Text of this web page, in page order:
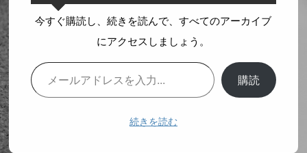
今すぐ購読し、続きを読んで、すべてのアーカイブ
にアクセスしましょう。
購読
続きを読む